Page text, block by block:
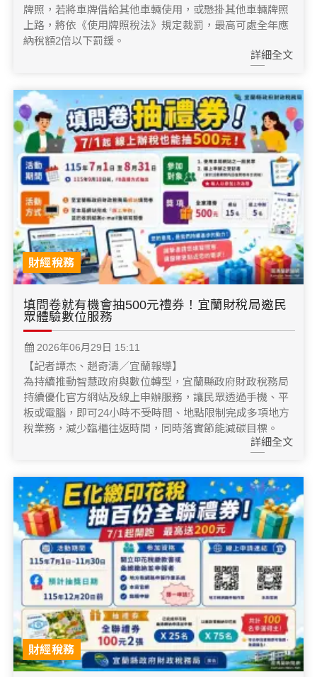
牌照，若將車牌借給其他車輛使用，或懸掛其他車輛牌照
上路，將依《使用牌照稅法》規定裁罰，最高可處全年應
納稅額2倍以下罰鍰。
詳細全文
財經稅務
填問卷就有機會抽500元禮券！宜蘭財稅局邀民
眾體驗數位服務
2026年06月29日 15:11
【記者譚杰、趙奇濤／宜蘭報導】
為持續推動智慧政府與數位轉型，宜蘭縣政府財政稅務局
持續優化官方網站及線上申辦服務，讓民眾透過手機、平
板或電腦，即可24小時不受時間、地點限制完成多項地方
稅業務，減少臨櫃往返時間，同時落實節能減碳目標。
詳細全文
財經稅務